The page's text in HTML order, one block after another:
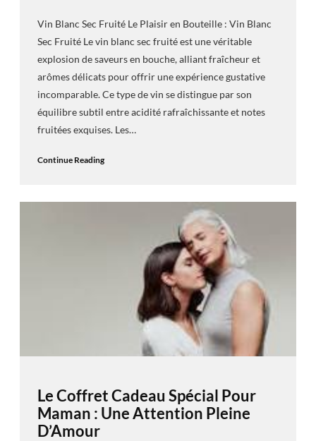
Vin Blanc Sec Fruité Le Plaisir en Bouteille : Vin Blanc
Sec Fruité Le vin blanc sec fruité est une véritable
explosion de saveurs en bouche, alliant fraîcheur et
arômes délicats pour offrir une expérience gustative
incomparable. Ce type de vin se distingue par son
équilibre subtil entre acidité rafraîchissante et notes
fruitées exquises. Les…
Continue Reading
Le Coffret Cadeau Spécial Pour
Maman : Une Attention Pleine
D’Amour